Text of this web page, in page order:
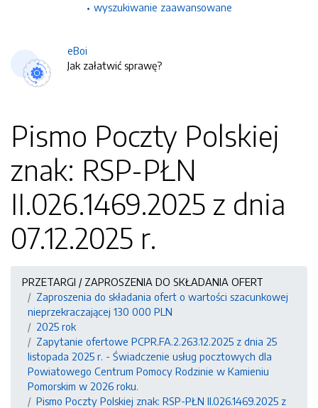
wyszukiwanie zaawansowane
eBoi
Jak załatwić sprawę?
Pismo Poczty Polskiej
znak: RSP-PŁN
II.026.1469.2025 z dnia
07.12.2025 r.
PRZETARGI / ZAPROSZENIA DO SKŁADANIA OFERT
Zaproszenia do składania ofert o wartości szacunkowej
nieprzekraczającej 130 000 PLN
2025 rok
Zapytanie ofertowe PCPR.FA.2.263.12.2025 z dnia 25
listopada 2025 r. - Świadczenie usług pocztowych dla
Powiatowego Centrum Pomocy Rodzinie w Kamieniu
Pomorskim w 2026 roku.
Pismo Poczty Polskiej znak: RSP-PŁN II.026.1469.2025 z